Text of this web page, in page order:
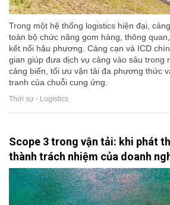
Trong một hệ thống logistics hiện đại,
toàn bộ chức năng gom hàng, thông
kết nối hậu phương. Cảng cạn và ICD
gian giúp đưa dịch vụ cảng vào sâu trong
cảng biển, tối ưu vận tải đa phương thức
tranh của chuỗi cung ứng.
Thời sự - Logistics
Scope 3 trong vận tải: khi phát
thành trách nhiệm của doanh